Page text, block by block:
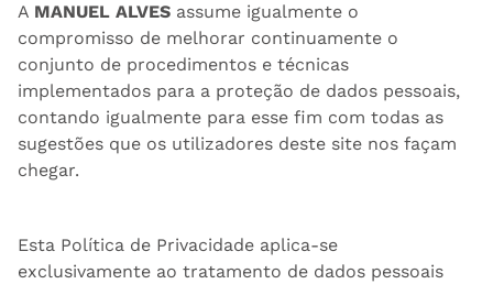
A MANUEL ALVES assume igualmente o
compromisso de melhorar continuamente o
conjunto de procedimentos e técnicas
implementados para a proteção de dados pessoais,
contando igualmente para esse fim com todas as
sugestões que os utilizadores deste site nos façam
chegar.
Esta Política de Privacidade aplica-se
exclusivamente ao tratamento de dados pessoais